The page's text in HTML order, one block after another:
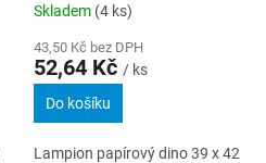
Skladem (4 ks)
43,50 Kč bez DPH
52,64 Kč / ks
Do košíku
Lampion papírový dino 39 x 42